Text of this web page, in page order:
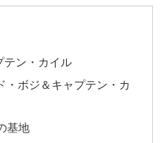
テン・カイル
・ボジ＆キャプテン・カ
基地